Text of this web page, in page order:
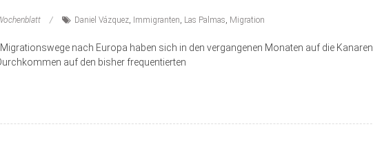
Daniel Vázquez Immigranten Las Palmas Migration
nach Europa haben sich in den vergangenen Monaten auf die Kanaren
auf den bisher frequentierten